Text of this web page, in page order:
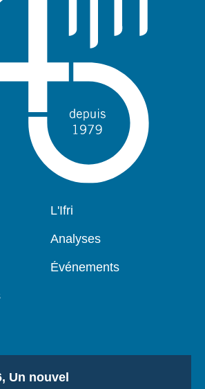
Navigation
L'Ifri
Analyses
Événements
Un nouvel